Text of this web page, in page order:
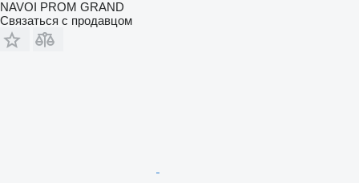
NAVOI PROM GRAND
Связаться с продавцом